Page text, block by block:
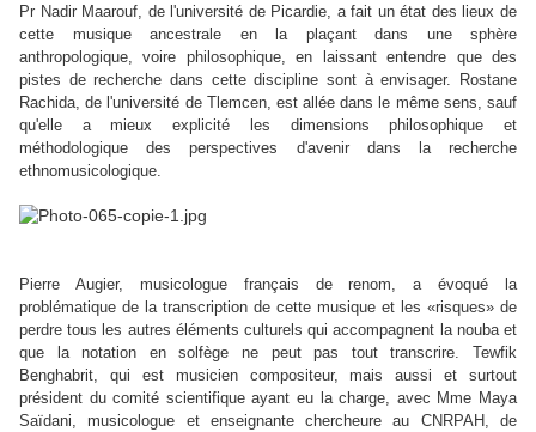
Pr Nadir Maarouf, de l'université de Picardie, a fait un état des lieux de
cette musique ancestrale en la plaçant dans une sphère
anthropologique, voire philosophique, en laissant entendre que des
pistes de recherche dans cette discipline sont à envisager. Rostane
Rachida, de l'université de Tlemcen, est allée dans le même sens, sauf
qu'elle a mieux explicité les dimensions philosophique et
méthodologique des perspectives d'avenir dans la recherche
ethnomusicologique.
Pierre Augier, musicologue français de renom, a évoqué la
problématique de la transcription de cette musique et les «risques» de
perdre tous les autres éléments culturels qui accompagnent la nouba et
que la notation en solfège ne peut pas tout transcrire. Tewfik
Benghabrit, qui est musicien compositeur, mais aussi et surtout
président du comité scientifique ayant eu la charge, avec Mme Maya
Saïdani, musicologue et enseignante chercheure au CNRPAH, de